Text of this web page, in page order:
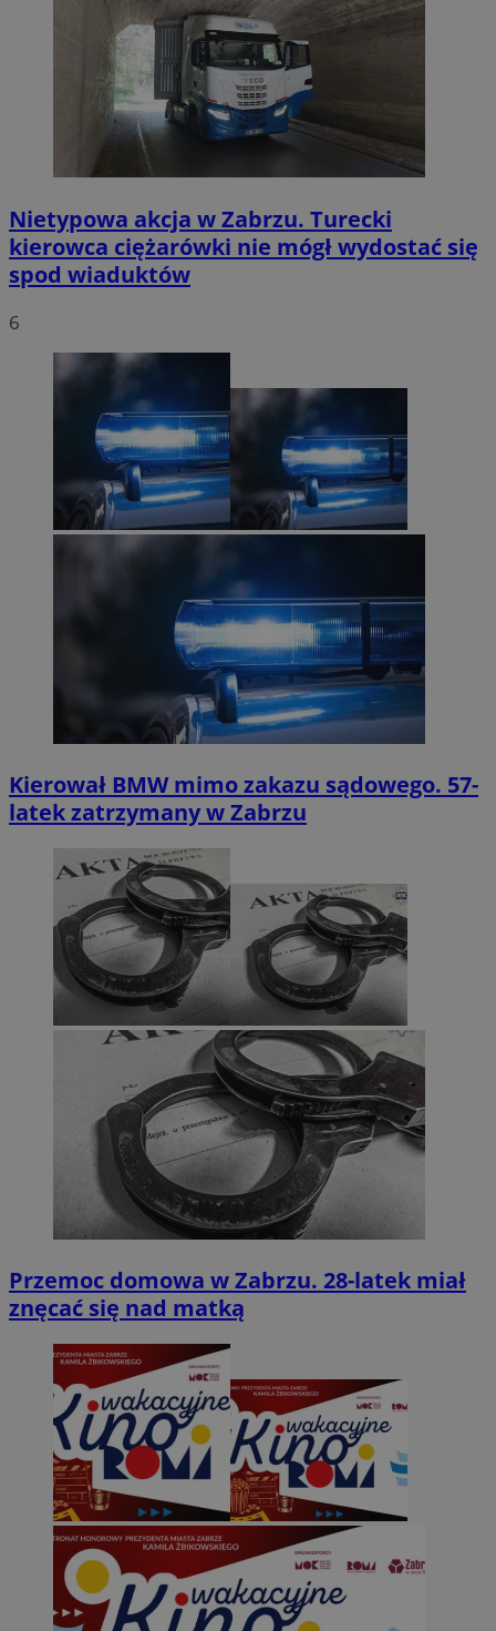
Nietypowa akcja w Zabrzu. Turecki
kierowca ciężarówki nie mógł wydostać się
spod wiaduktów
6
Kierował BMW mimo zakazu sądowego. 57-
latek zatrzymany w Zabrzu
Przemoc domowa w Zabrzu. 28-latek miał
znęcać się nad matką